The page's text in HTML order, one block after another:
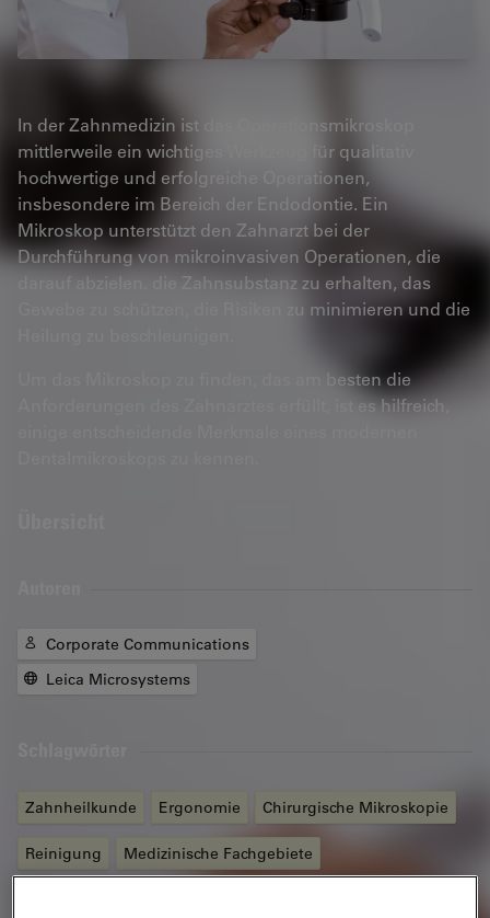
In der Zahnmedizin ist das Operationsmikroskop
mittlerweile ein wichtiges Werkzeug für qualitativ
hochwertige und erfolgreiche Operationen,
insbesondere im Bereich der Endodontie. Ein
Mikroskop unterstützt den Zahnarzt bei der
Durchführung von mikroinvasiven Operationen, die
darauf abzielen. die Zahnsubstanz zu erhalten, das
Gewebe zu schützen, die Risiken zu minimieren und die
Um das Mikroskop zu finden, das am besten die
Anforderungen des Zahnarztes erfüllt, ist es hilfreich,
Corporate Communications
Leica Microsystems
Zahnheilkunde Ergonomie Chirurgische Mikroskopie
Reinigung Medizinische Fachgebiete